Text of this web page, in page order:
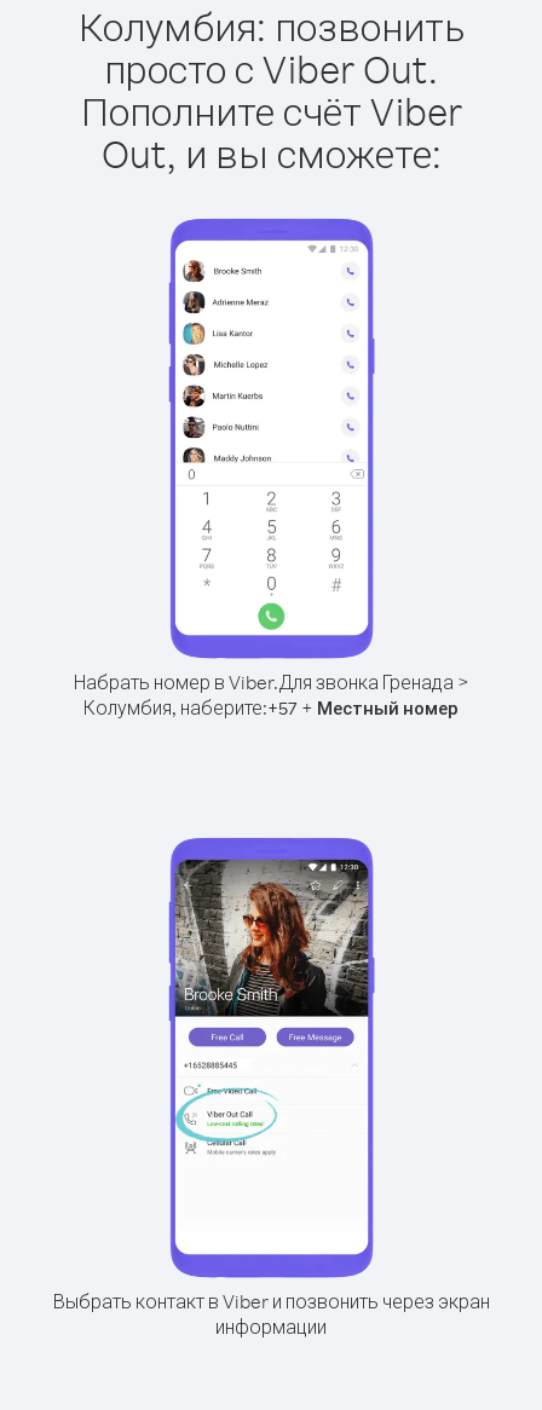
Колумбия: позвонить
просто с Viber Out.
Пополните счёт Viber
Out, и вы сможете:
Набрать номер в Viber.Для звонка Гренада >
Колумбия, наберите:+57 + Местный номер
Выбрать контакт в Viber и позвонить через экран
информации